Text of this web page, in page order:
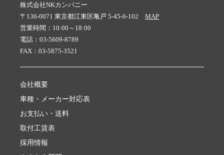
株式会社NKカンパニー
〒136-0071 東京都江東区亀戸 5-45-6-102MAP
営業時間：10:00～18:00
電話：03-5609-8789
FAX：03-5875-3521
会社概要
車種・メーカー対応表
お支払い・送料
取付工賃表
採用情報